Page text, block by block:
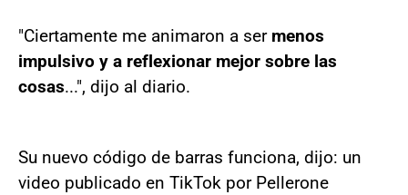
"Ciertamente me animaron a sermenos
impulsivo y a reflexionar mejor sobre las
cosas...", dijo al diario.
Su nuevo código de barras funciona, dijo: un
video publicado en TikTok por Pellerone